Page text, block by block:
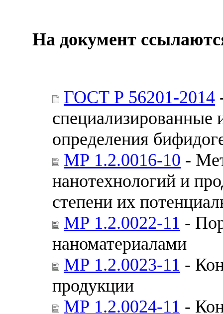
На документ
ГОСТ Р 56201-2014
определения
МР 1.2.0016-10 -
нанотехнологий и
степени их
МР 1.2.0022-11 -
наноматериалами
МР 1.2.0023-11 -
продукции
МР 1.2.0024-11 -